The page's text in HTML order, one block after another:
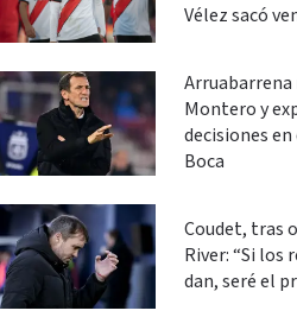
Vélez sacó
Arruabarrena
Montero y
decisiones
Boca
Coudet, tras
River: “Si los
dan, seré el